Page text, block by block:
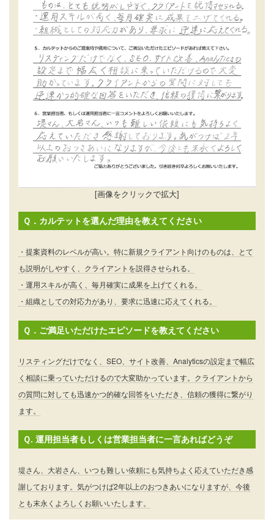
[画像をクリックで拡大]
Ｑ．カルテットを選んだ理由を教えてください
・提案資料のレベルが高い。特に新規クライアント向けのものは、とて
も説明がしやすく、クライアントを説得させられる。
・運用スキルが高く、毎月確実に成果を上げてくれる。
・組織としての対応力があり、要求に迅速に応えてくれる。
Ｑ．ご満足いただけたエピソードを教えてください
リスティングだけでなく、SEO、サイト改善、Analyticsの設定まで幅広
く相談に乗っていただけるので大変助かっています。クライアントから
の質問に対しても迅速かつ的確な回答をいただき、信頼の獲得に繋がり
ます。
Ｑ. 運用担当者もしくは営業担当者に一言あればどうぞ
堤さん、大岩さん、いつも難しい依頼にも気持ちよく応えていただき感
謝しております。気がつけば2年以上のおつきあいになりますが、今後
とも末永くよろしくお願いいたします。